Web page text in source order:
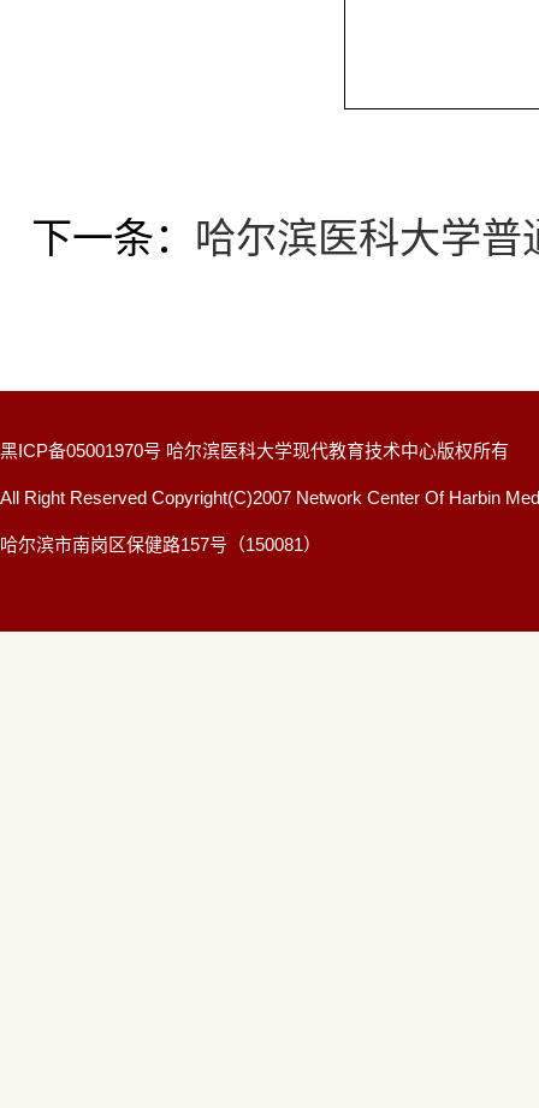
下一条： 哈尔滨医科大学
黑ICP备05001970号 哈尔滨医科大学现代教育技术中心版权所有
All Right Reserved Copyright(C)2007 Network Center Of Harbin
哈尔滨市南岗区保健路157号（150081）